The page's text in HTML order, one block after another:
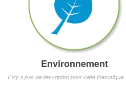
Environnement
Il n'y a pas de description pour cette thématique